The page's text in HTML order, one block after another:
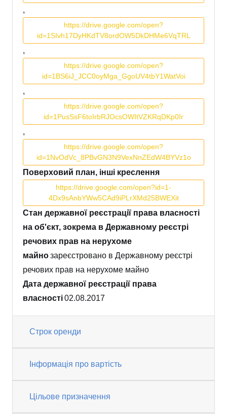
,
https://drive.google.com/open?
id=1SIvh17DyHKdTV8ordOW5DkDHMe6VqTRL
,
https://drive.google.com/open?
id=1BS6iJ_JCC0oyMga_GgoUV4tbY1WatVoi
,
https://drive.google.com/open?
id=1PusSsF6toIrbRJOcsOWItVZKRqDKp0Ir
,
https://drive.google.com/open?
id=1NvOdVc_8PBvGN3N9VexNnZEdW4BYVz1o
Поверховий план, інші креслення
https://drive.google.com/open?id=1-
4Dx9sAnbYWw5CAd9iPLrXMd25BWEXit
Стан державної реєстрації права власності
на об'єкт, зокрема в Державному реєстрі
речових прав на нерухоме
майнозареєстровано в Державному реєстрі
речових прав на нерухоме майно
Дата державної реєстрації права
власності02.08.2017
Строк оренди
Інформація про вартість
Цільове призначення